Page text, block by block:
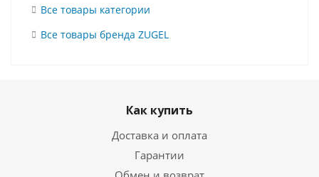
Все товары категории
Все товары бренда ZUGEL
Как купить
Доставка и оплата
Гарантии